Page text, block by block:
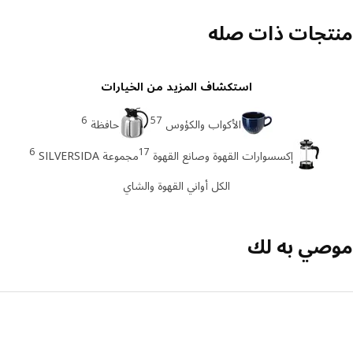
ذات صله
استكشاف المزيد من الخيارات
الأكواب والكؤوس حافظة 6
إكسسوارات القهوة وصانع القهوة 17مجموعة SILVERSIDA 6
الكل أواني القهوة والشاي
به لك